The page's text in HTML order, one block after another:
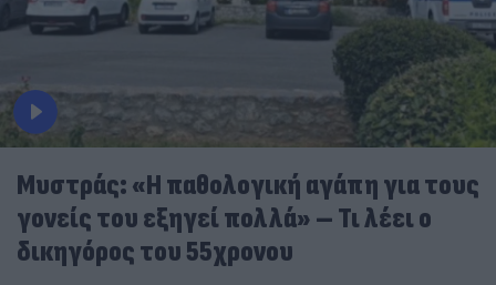
Μυστράς: «Η παθολογική αγάπη για τους
γονείς του εξηγεί πολλά» – Τι λέει ο
δικηγόρος του 55χρονου